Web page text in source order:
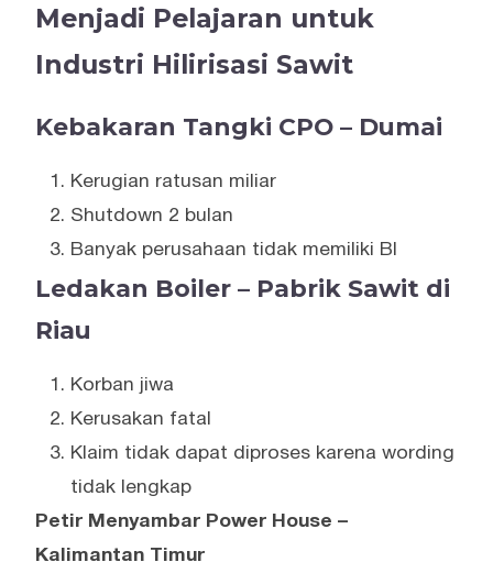
Menjadi Pelajaran untuk
Industri Hilirisasi Sawit
Kebakaran Tangki CPO – Dumai
Kerugian ratusan miliar
Shutdown 2 bulan
Banyak perusahaan tidak memiliki BI
Ledakan Boiler – Pabrik Sawit di
Riau
Korban jiwa
Kerusakan fatal
Klaim tidak dapat diproses karena wording
tidak lengkap
Petir Menyambar Power House –
Kalimantan Timur